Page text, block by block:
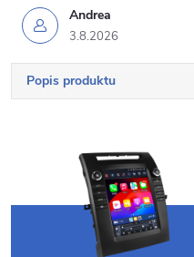
Andrea
3.8.2026
Popis produktu